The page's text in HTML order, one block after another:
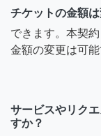
チケットの金額
できます。本契
金額の変更は可能
サービスやリク
すか？